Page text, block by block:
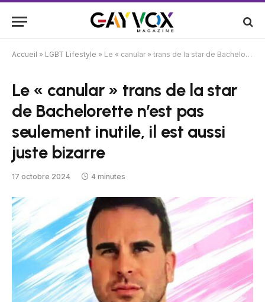
Accueil » LGBT Lifestyle » Le « canular » trans de la star de Bachelorette n’est pas seulement inutile, il est aussi juste bizarre
Le « canular » trans de la star
de Bachelorette n’est pas
seulement inutile, il est aussi
juste bizarre
17 octobre 2024 4 minutes